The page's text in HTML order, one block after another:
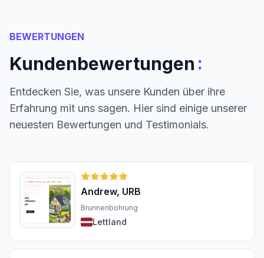
BEWERTUNGEN
Kundenbewertungen :
Entdecken Sie, was unsere Kunden über ihre
Erfahrung mit uns sagen. Hier sind einige unserer
neuesten Bewertungen und Testimonials.
Andrew, URB
Brunnenbohrung
Lettland